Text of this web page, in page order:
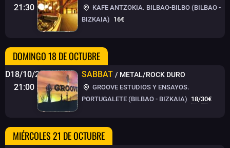
21:30
KAFE ANTZOKIA. BILBAO-BILBO (BILBAO -
BIZKAIA) 16€
DOMINGO 18 DE OCTUBRE
D18/10/26
21:00
SABBAT / METAL/ROCK DURO
GROOVE ESTUDIOS Y ENSAYOS.
PORTUGALETE (BILBAO - BIZKAIA) 18/30€
MIÉRCOLES 21 DE OCTUBRE